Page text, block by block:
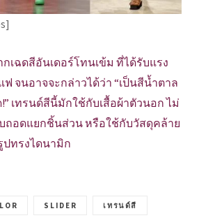
เฉดสีอันเดอร์โทนเข้ม ที่ได้รับแรง
จนอาจจะกล่าวได้ว่า “เป็นสีน้ำตาล
เทรนด์สีนี้มักใช้กับเสื้อผ้าตัวนอก ไม่
ถอดแยกชิ้นส่วน หรือใช้กับวัสดุคล้าย
ทรงไดนามิก
SLIDER เทรนด์สี